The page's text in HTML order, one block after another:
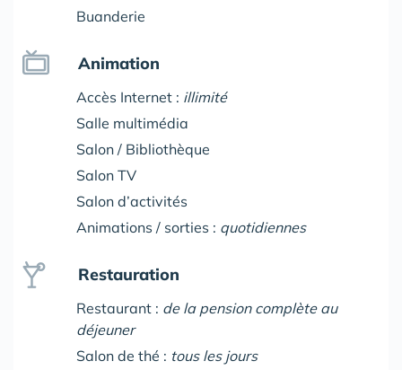
Buanderie
Animation
Accès Internet : illimité
Salle multimédia
Salon / Bibliothèque
Salon TV
Salon d’activités
Animations / sorties : quotidiennes
Restauration
Restaurant : de la pension complète au
déjeuner
Salon de thé : tous les jours